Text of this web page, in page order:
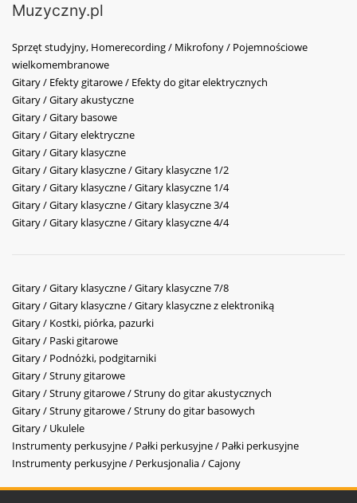
Muzyczny.pl
Sprzęt studyjny, Homerecording / Mikrofony / Pojemnościowe
wielkomembranowe
Gitary / Efekty gitarowe / Efekty do gitar elektrycznych
Gitary / Gitary akustyczne
Gitary / Gitary basowe
Gitary / Gitary elektryczne
Gitary / Gitary klasyczne
Gitary / Gitary klasyczne / Gitary klasyczne 1/2
Gitary / Gitary klasyczne / Gitary klasyczne 1/4
Gitary / Gitary klasyczne / Gitary klasyczne 3/4
Gitary / Gitary klasyczne / Gitary klasyczne 4/4
Gitary / Gitary klasyczne / Gitary klasyczne 7/8
Gitary / Gitary klasyczne / Gitary klasyczne z elektroniką
Gitary / Kostki, piórka, pazurki
Gitary / Paski gitarowe
Gitary / Podnóżki, podgitarniki
Gitary / Struny gitarowe
Gitary / Struny gitarowe / Struny do gitar akustycznych
Gitary / Struny gitarowe / Struny do gitar basowych
Gitary / Ukulele
Instrumenty perkusyjne / Pałki perkusyjne / Pałki perkusyjne
Instrumenty perkusyjne / Perkusjonalia / Cajony